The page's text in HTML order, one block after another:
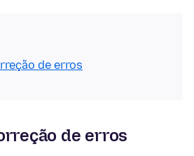
de erros
de erros